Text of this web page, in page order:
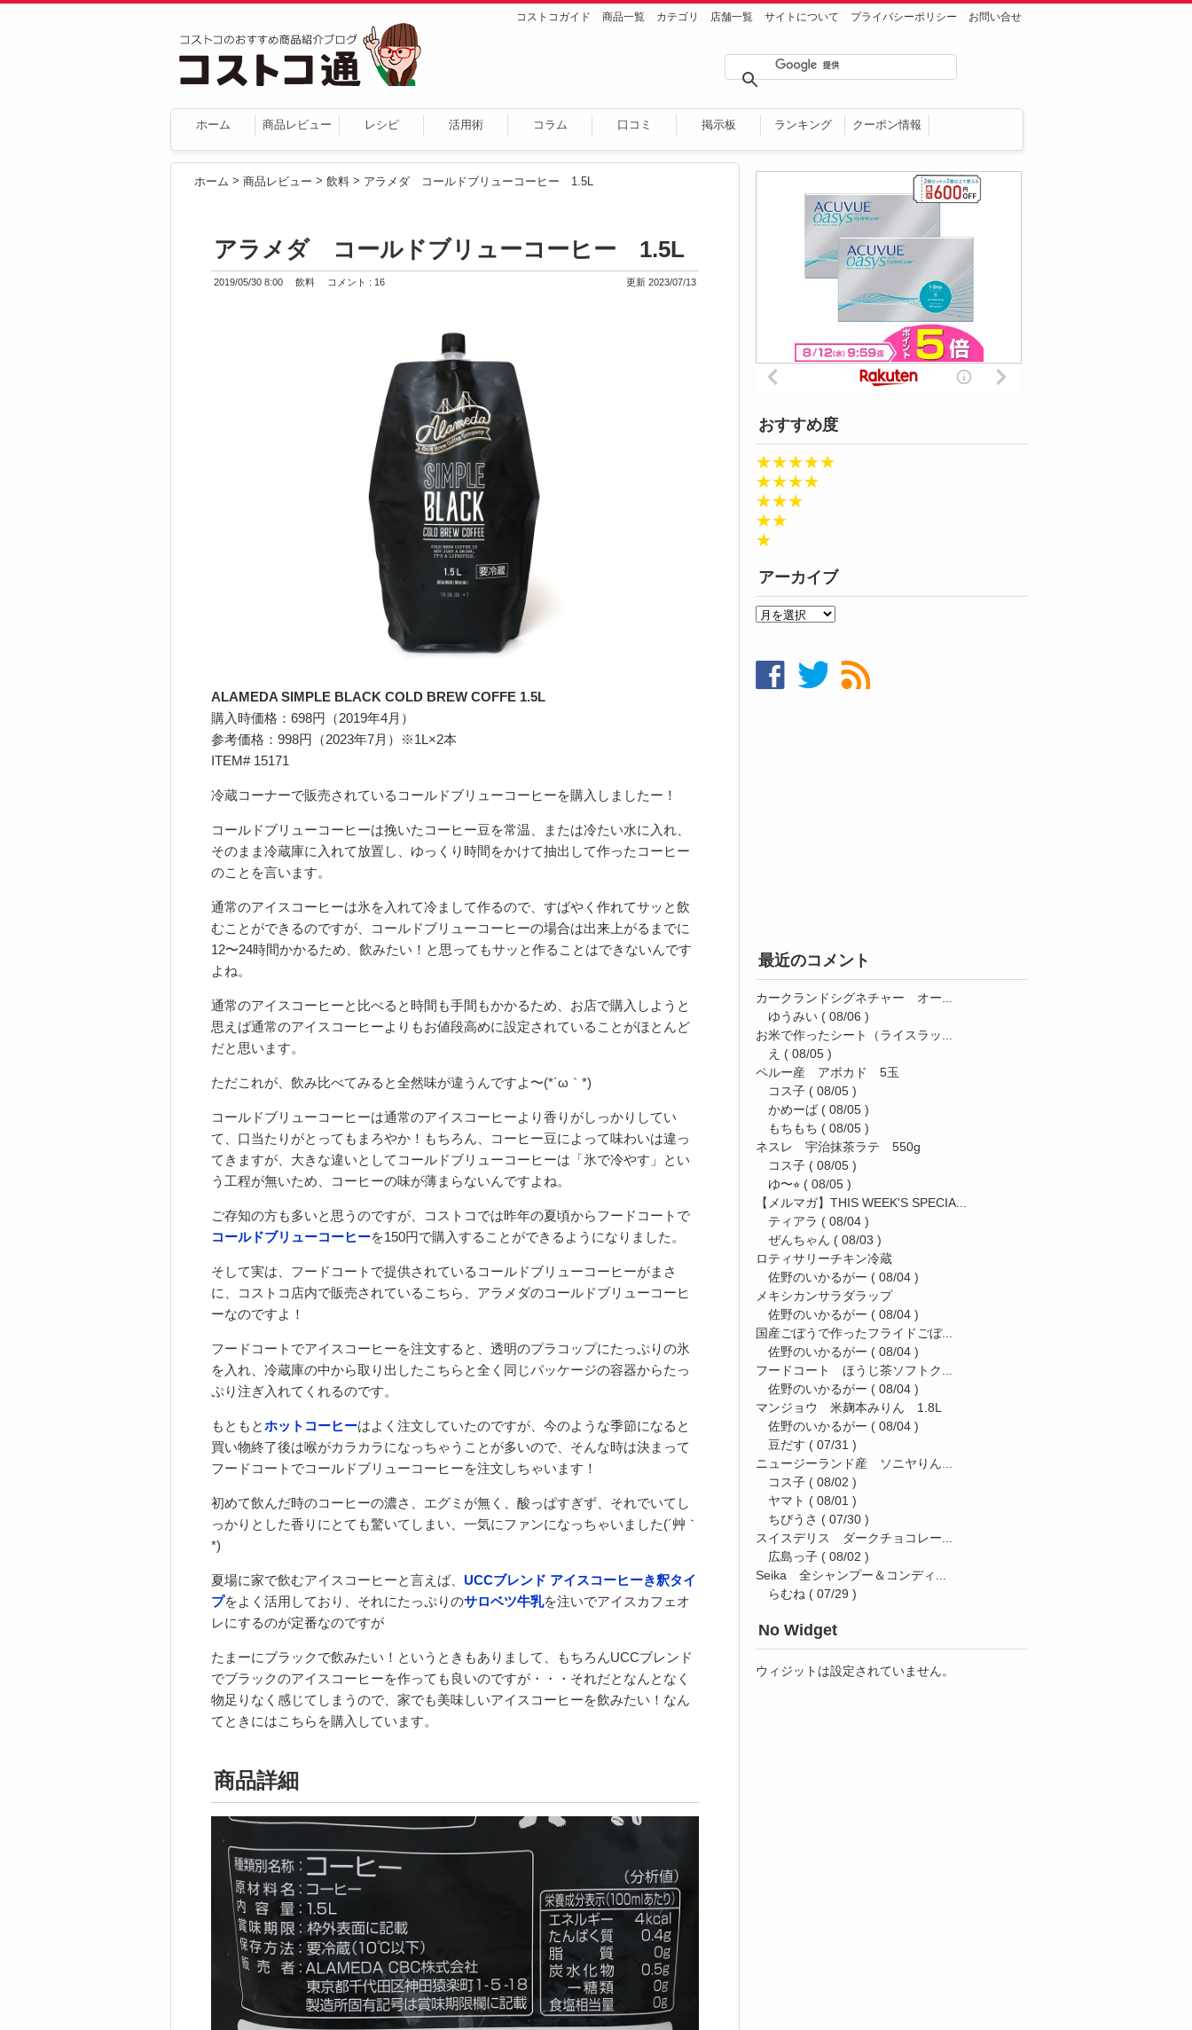
コストコガイド 商品一覧 カテゴリ 店舗一覧 サイトについて プライバシーポリシー お問い合せ
ホーム 商品レビュー レシピ 活用術 コラム 口コミ 掲示板 ランキング クーポン情報
ホーム > 商品レビュー > 飲料 > アラメダ コールドブリューコーヒー 1.5L
アラメダ コールドブリューコーヒー 1.5L
2019/05/30 8:00 飲料 コメント : 16 更新 2023/07/13
ALAMEDA SIMPLE BLACK COLD BREW COFFE 1.5L
購入時価格：698円（2019年4月）
参考価格：998円（2023年7月）※1L×2本
ITEM# 15171
冷蔵コーナーで販売されているコールドブリューコーヒーを購入しましたー！
コールドブリューコーヒーは挽いたコーヒー豆を常温、または冷たい水に入れ、
そのまま冷蔵庫に入れて放置し、ゆっくり時間をかけて抽出して作ったコーヒー
のことを言います。
通常のアイスコーヒーは氷を入れて冷まして作るので、すばやく作れてサッと飲
むことができるのですが、コールドブリューコーヒーの場合は出来上がるまでに
12〜24時間かかるため、飲みたい！と思ってもサッと作ることはできないんです
よね。
通常のアイスコーヒーと比べると時間も手間もかかるため、お店で購入しようと
思えば通常のアイスコーヒーよりもお値段高めに設定されていることがほとんど
だと思います。
ただこれが、飲み比べてみると全然味が違うんですよ〜(*´ω｀*)
コールドブリューコーヒーは通常のアイスコーヒーより香りがしっかりしてい
て、口当たりがとってもまろやか！もちろん、コーヒー豆によって味わいは違っ
てきますが、大きな違いとしてコールドブリューコーヒーは「氷で冷やす」とい
う工程が無いため、コーヒーの味が薄まらないんですよね。
ご存知の方も多いと思うのですが、コストコでは昨年の夏頃からフードコートで
コールドブリューコーヒーを150円で購入することができるようになりました。
そして実は、フードコートで提供されているコールドブリューコーヒーがまさ
に、コストコ店内で販売されているこちら、アラメダのコールドブリューコーヒ
ーなのですよ！
フードコートでアイスコーヒーを注文すると、透明のプラコップにたっぷりの氷
を入れ、冷蔵庫の中から取り出したこちらと全く同じパッケージの容器からたっ
ぷり注ぎ入れてくれるのです。
もともとホットコーヒーはよく注文していたのですが、今のような季節になると
買い物終了後は喉がカラカラになっちゃうことが多いので、そんな時は決まって
フードコートでコールドブリューコーヒーを注文しちゃいます！
初めて飲んだ時のコーヒーの濃さ、エグミが無く、酸っぱすぎず、それでいてし
っかりとした香りにとても驚いてしまい、一気にファンになっちゃいました(´艸｀
*)
夏場に家で飲むアイスコーヒーと言えば、 UCCブレンド アイスコーヒーき釈タイ
プをよく活用しており、それにたっぷりのサロベツ牛乳を注いでアイスカフェオ
レにするのが定番なのですが
たまーにブラックで飲みたい！というときもありまして、もちろんUCCブレンド
でブラックのアイスコーヒーを作っても良いのですが・・・それだとなんとなく
物足りなく感じてしまうので、家でも美味しいアイスコーヒーを飲みたい！なん
てときにはこちらを購入しています。
商品詳細
おすすめ度
★★★★★
★★★★
★★★
★★
★
アーカイブ
ア
ブ
最近のコメント
カークランドシグネチャー オー...
ゆうみい ( 08/06 )
お米で作ったシート（ライスラッ...
え ( 08/05 )
ペルー産 アボカド 5玉
コス子 ( 08/05 )
かめーば ( 08/05 )
もちもち ( 08/05 )
ネスレ 宇治抹茶ラテ 550g
コス子 ( 08/05 )
ゆ〜⭐︎ ( 08/05 )
【メルマガ】THIS WEEK'S SPECIA...
ティアラ ( 08/04 )
ぜんちゃん ( 08/03 )
ロティサリーチキン冷蔵
佐野のいかるがー ( 08/04 )
メキシカンサラダラップ
佐野のいかるがー ( 08/04 )
国産ごぼうで作ったフライドごぼ...
佐野のいかるがー ( 08/04 )
フードコート ほうじ茶ソフトク...
佐野のいかるがー ( 08/04 )
マンジョウ 米麹本みりん 1.8L
佐野のいかるがー ( 08/04 )
豆だす ( 07/31 )
ニュージーランド産 ソニヤりん...
コス子 ( 08/02 )
ヤマト ( 08/01 )
ちびうさ ( 07/30 )
スイスデリス ダークチョコレー...
広島っ子 ( 08/02 )
Seika 全シャンプー＆コンディ...
らむね ( 07/29 )
No Widget
ウィジットは設定されていません。